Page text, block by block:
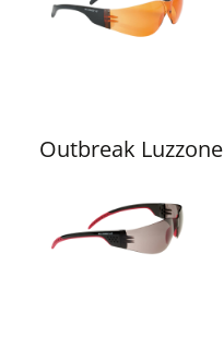
Outbreak Luzzone